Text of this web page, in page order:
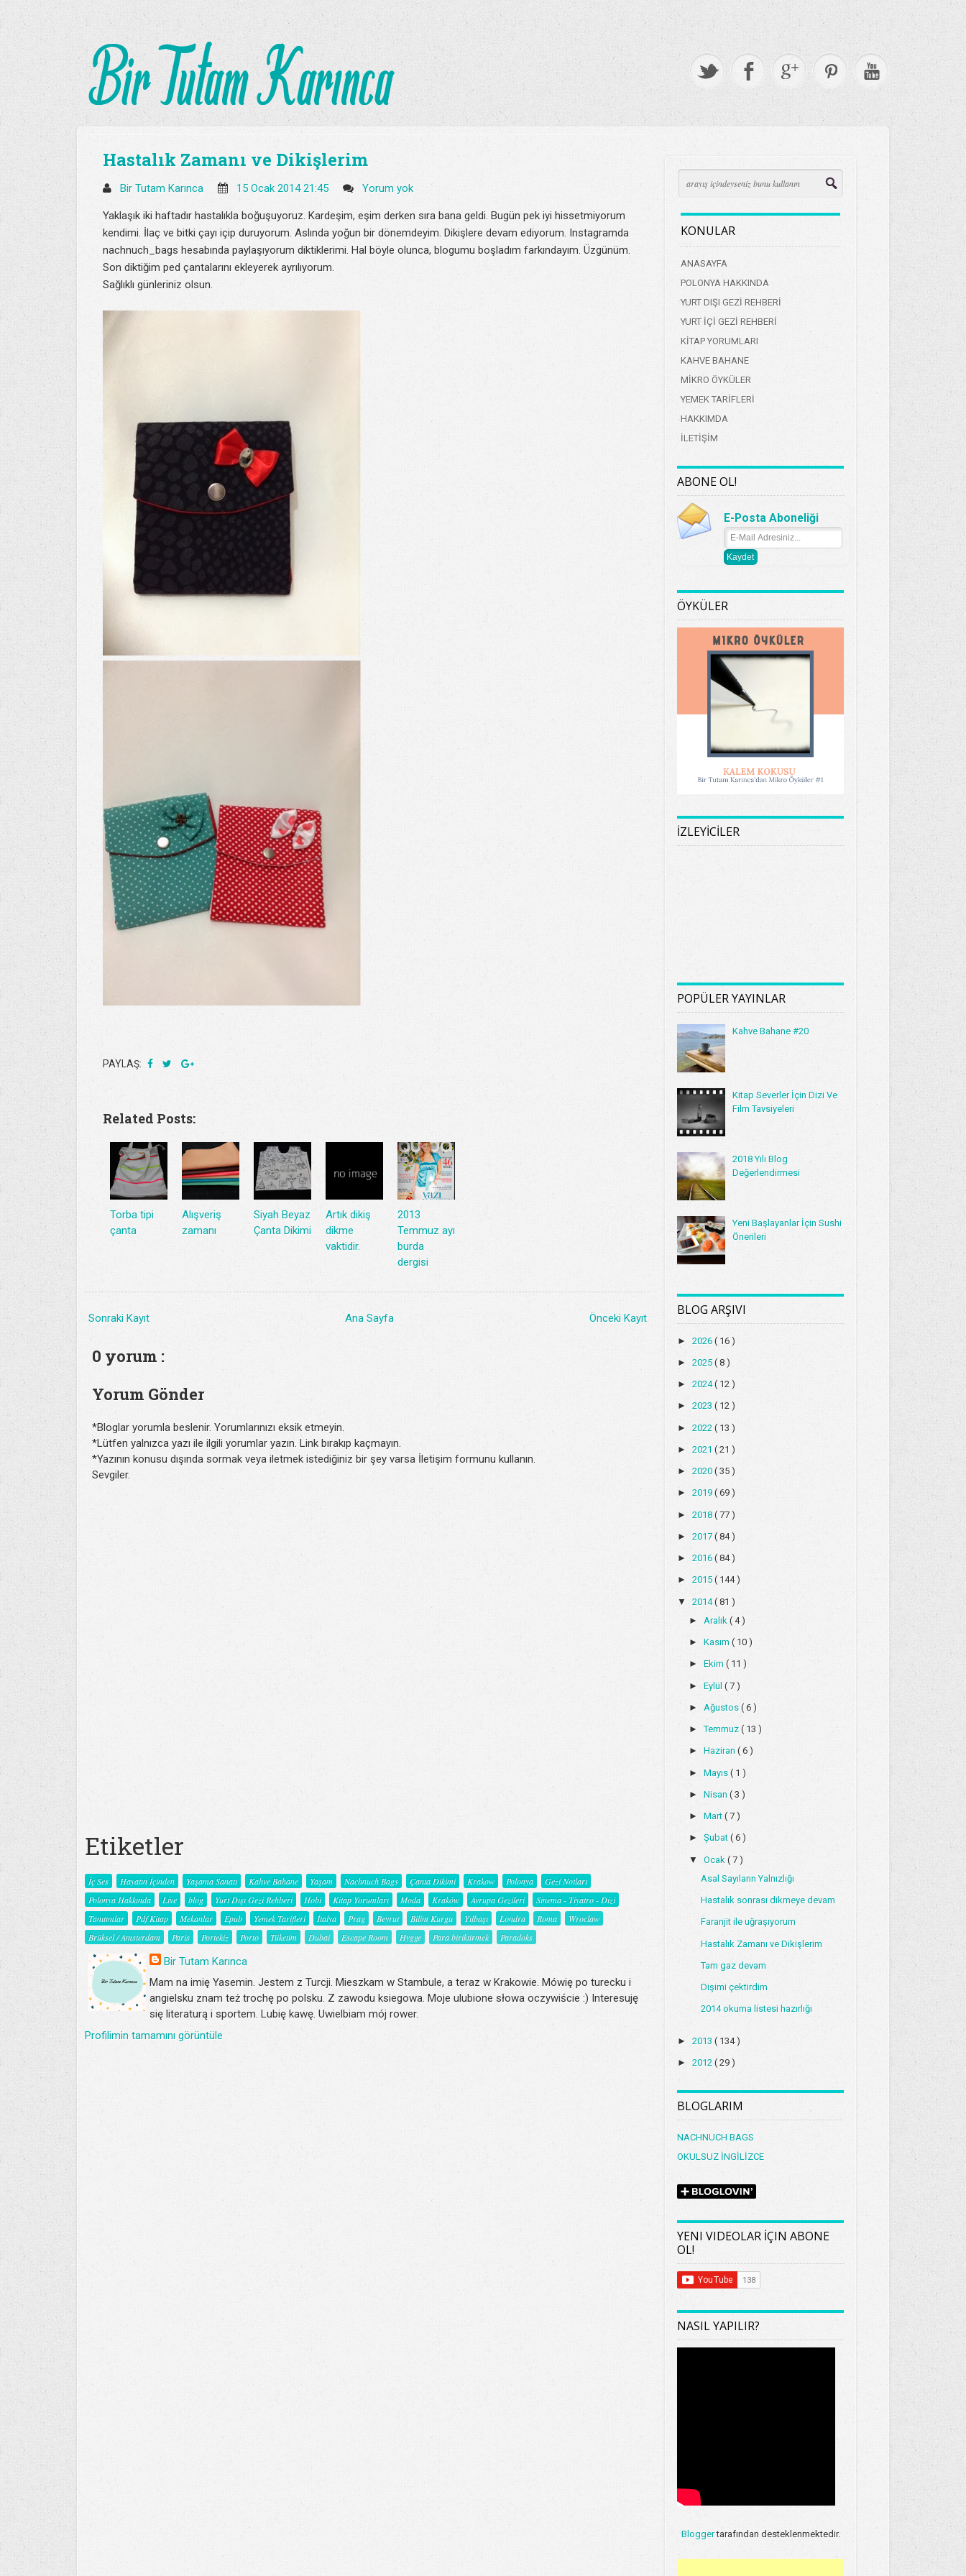
Hastalık Zamanı ve Dikişlerim
Bir Tutam Karınca 15 Ocak 2014 21:45 Yorum yok
Yaklaşık iki haftadır hastalıkla boğuşuyoruz. Kardeşim, eşim derken sıra bana geldi. Bugün pek iyi hissetmiyorum
kendimi. İlaç ve bitki çayı içip duruyorum. Aslında yoğun bir dönemdeyim. Dikişlere devam ediyorum. Instagramda
nachnuch_bags hesabında paylaşıyorum diktiklerimi. Hal böyle olunca, blogumu boşladım farkındayım. Üzgünüm.
Son diktiğim ped çantalarını ekleyerek ayrılıyorum.
Sağlıklı günleriniz olsun.
PAYLAŞ:
Related Posts:
Torba tipi
çanta
Alışveriş
zamanı
Siyah Beyaz
Çanta Dikimi
Artık dikiş
dikme
vaktidir.
2013
Temmuz ayı
burda
dergisi
Sonraki Kayıt Önceki Kayıt
Ana Sayfa
0 yorum :
Yorum Gönder
*Bloglar yorumla beslenir. Yorumlarınızı eksik etmeyin.
*Lütfen yalnızca yazı ile ilgili yorumlar yazın. Link bırakıp kaçmayın.
*Yazının konusu dışında sormak veya iletmek istediğiniz bir şey varsa İletişim formunu kullanın.
Sevgiler.
Etiketler
İç Ses Hayatın İçinden Yaşama Sanatı Kahve Bahane Yaşam Nachnuch Bags Çanta Dikimi Krakow Polonya
Gezi Notları
Polonya Hakkında
Live blog Yurt Dışı Gezi Rehberi Hobi Kitap Yorumları Moda Kraków Avrupa Gezileri
Sinema - Tiyatro - Dizi
Tanıtımlar
Pdf Kitap Mekanlar Epub Yemek Tarifleri İtalya Prag Beyrut Bilim Kurgu Yılbaşı Londra Roma
Wroclaw
Brüksel / Amsterdam
Paris Portekiz Porto Tüketim Dubai Escape Room Hygge Para biriktirmek Paradoks
Bir Tutam Karınca
Mam na imię Yasemin. Jestem z Turcji. Mieszkam w Stambule, a teraz w Krakowie. Mówię po turecku i
angielsku znam też trochę po polsku. Z zawodu ksiegowa. Moje ulubione słowa oczywiście :) Interesuję
się literaturą i sportem. Lubię kawę. Uwielbiam mój rower.
Profilimin tamamını görüntüle
KONULAR
ANASAYFA
POLONYA HAKKINDA
YURT DIŞI GEZİ REHBERİ
YURT İÇİ GEZİ REHBERİ
KİTAP YORUMLARI
KAHVE BAHANE
MİKRO ÖYKÜLER
YEMEK TARİFLERİ
HAKKIMDA
İLETİŞİM
ABONE OL!
E-Posta Aboneliği
ÖYKÜLER
İZLEYİCİLER
POPÜLER YAYINLAR
Kahve Bahane #20
Kitap Severler İçin Dizi Ve
Film Tavsiyeleri
2018 Yılı Blog
Değerlendirmesi
Yeni Başlayanlar İçin Sushi
Önerileri
BLOG ARŞIVI
►2026( 16 )
►2025( 8 )
►2024( 12 )
►2023( 12 )
►2022( 13 )
►2021( 21 )
►2020( 35 )
►2019( 69 )
►2018( 77 )
►2017( 84 )
►2016( 84 )
►2015( 144 )
▼2014( 81 )
► Aralık ( 4 )
► Kasım ( 10 )
► Ekim ( 11 )
► Eylül ( 7 )
► Ağustos ( 6 )
►Temmuz ( 13 )
► Haziran ( 6 )
► Mayıs ( 1 )
► Nisan ( 3 )
► Mart( 7 )
► Şubat ( 6 )
▼ Ocak ( 7 )
Asal Sayıların Yalnızlığı
Hastalık sonrası dikmeye devam
Faranjit ile uğraşıyorum
Hastalık Zamanı ve Dikişlerim
Tam gaz devam
Dişimi çektirdim
2014 okuma listesi hazırlığı
►2013( 134 )
►2012( 29 )
BLOGLARIM
NACHNUCH BAGS
OKULSUZ İNGİLİZCE
YENI VIDEOLAR İÇIN ABONE
OL!
NASIL YAPILIR?
Bloggertarafından desteklenmektedir.